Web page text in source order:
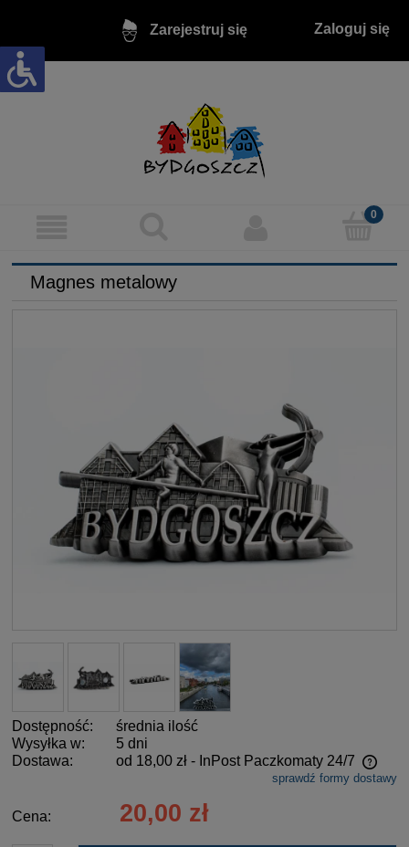
Zarejestruj się Zaloguj się
Magnes metalowy
Dostępność:
średnia ilość
Wysyłka w:
5 dni
Dostawa:
od 18,00 zł - InPost Paczkomaty 24/7
Cena nie zawiera ewentualnych kosztów płatnościsprawdź formy dostawy
Cena: 20,00 zł